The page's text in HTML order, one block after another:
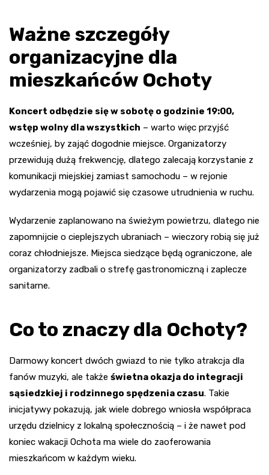
Ważne szczegóły
organizacyjne dla
mieszkańców Ochoty
Koncert odbędzie się w sobotę o godzinie 19:00,
wstęp wolny dla wszystkich – warto więc przyjść
wcześniej, by zająć dogodnie miejsce. Organizatorzy
przewidują dużą frekwencję, dlatego zalecają korzystanie z
komunikacji miejskiej zamiast samochodu – w rejonie
wydarzenia mogą pojawić się czasowe utrudnienia w ruchu.
Wydarzenie zaplanowano na świeżym powietrzu, dlatego nie
zapomnijcie o cieplejszych ubraniach – wieczory robią się już
coraz chłodniejsze. Miejsca siedzące będą ograniczone, ale
organizatorzy zadbali o strefę gastronomiczną i zaplecze
sanitarne.
Co to znaczy dla Ochoty?
Darmowy koncert dwóch gwiazd to nie tylko atrakcja dla
fanów muzyki, ale także świetna okazja do integracji
sąsiedzkiej i rodzinnego spędzenia czasu. Takie
inicjatywy pokazują, jak wiele dobrego wniosła współpraca
urzędu dzielnicy z lokalną społecznością – i że nawet pod
koniec wakacji Ochota ma wiele do zaoferowania
mieszkańcom w każdym wieku.